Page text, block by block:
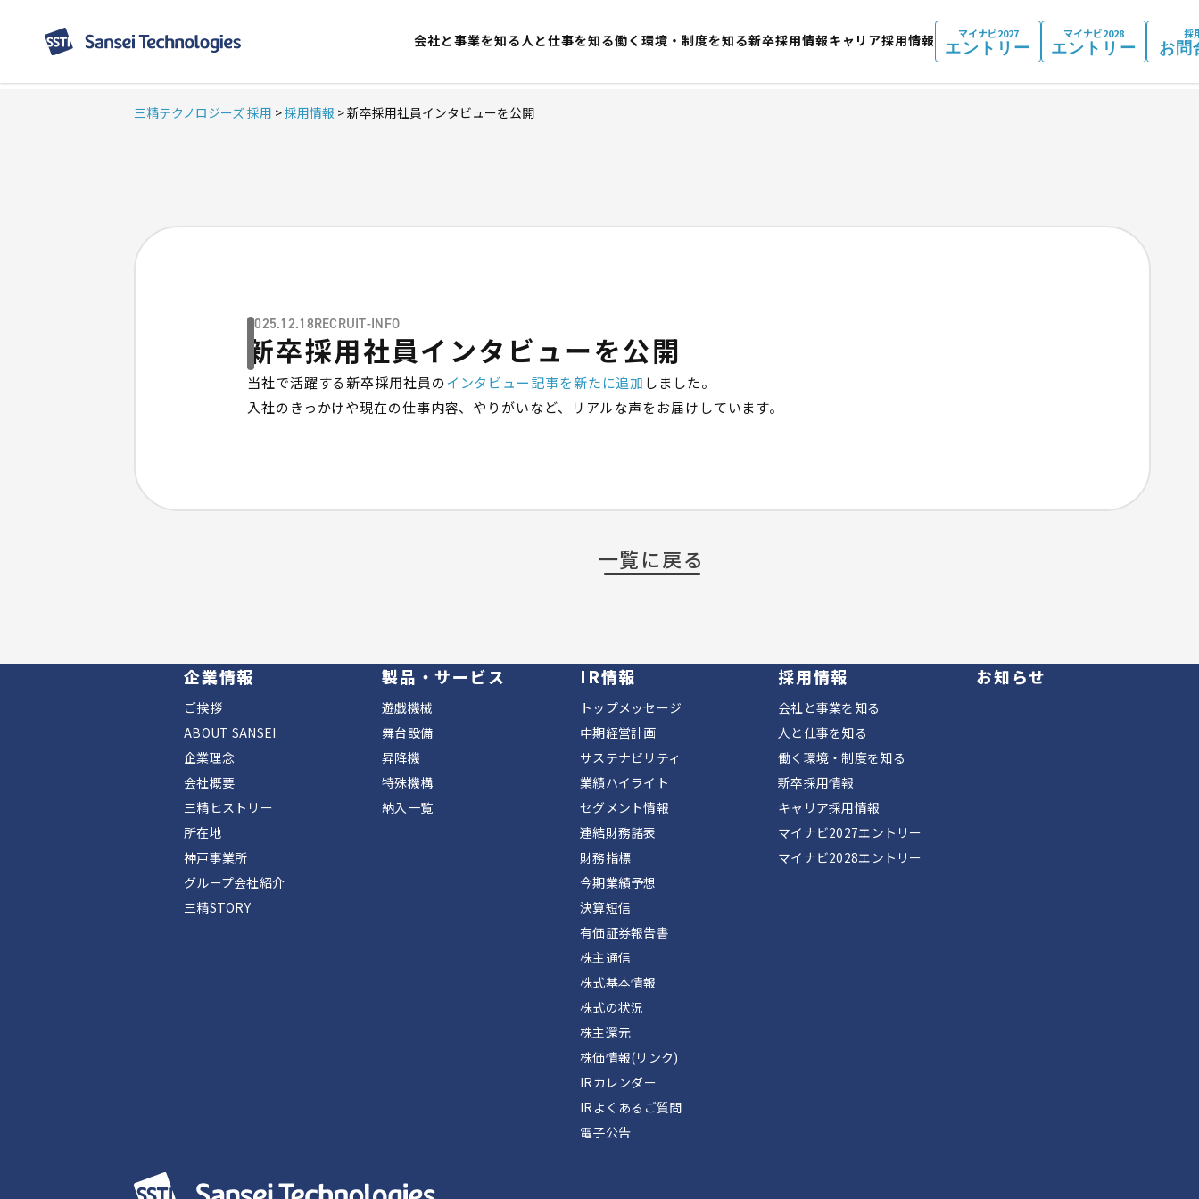
会社と事業を知る人と仕事を知る働く環境・制度を知る新卒採用情報キャリア採用情報 マイナビ2027
エントリー
マイナビ2028
エントリー
採
お問
三精テクノロジーズ 採用 >採用情報 >新卒採用社員インタビューを公開
2025.12.18RECRUIT-INFO
新卒採用社員インタビューを公開
当社で活躍する新卒採用社員のインタビュー記事を新たに追加 しました。
入社のきっかけや現在の仕事内容、やりがいなど、リアルな声をお届けしています。
一覧に戻る
企業情報
ご挨拶
ABOUT SANSEI
企業理念
会社概要
三精ヒストリー
所在地
神戸事業所
グループ会社紹介
三精STORY
製品・サービス
遊戯機械
舞台設備
昇降機
特殊機構
納入一覧
IR情報
トップメッセージ
中期経営計画
サステナビリティ
業績ハイライト
セグメント情報
連結財務諸表
財務指標
今期業績予想
決算短信
有価証券報告書
株主通信
株式基本情報
株式の状況
株主還元
株価情報(リンク)
IRカレンダー
IRよくあるご質問
電子公告
採用情報
会社と事業を知る
人と仕事を知る
働く環境・制度を知る
新卒採用情報
キャリア採用情報
マイナビ2027エントリー
マイナビ2028エントリー
お知らせ